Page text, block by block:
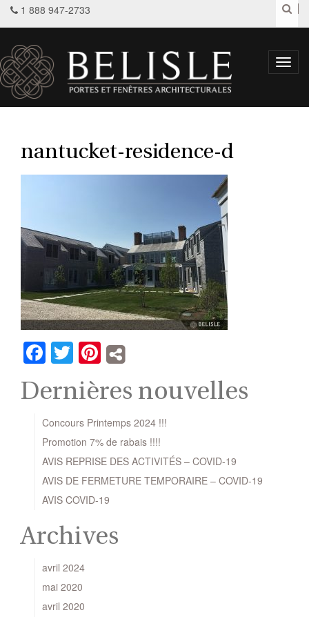
1 888 947-2733
nantucket-residence-d
Facebook
TwitterPinterest
Dernières nouvelles
Concours Printemps 2024 !!!
Promotion 7% de rabais !!!!
AVIS REPRISE DES ACTIVITÉS – COVID-19
AVIS DE FERMETURE TEMPORAIRE – COVID-19
AVIS COVID-19
Archives
avril 2024
mai 2020
avril 2020